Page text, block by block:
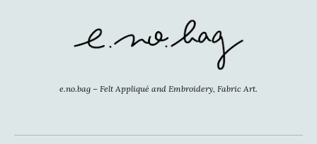
e.no.bag – Felt Appliqué and Embroidery, Fabric Art.